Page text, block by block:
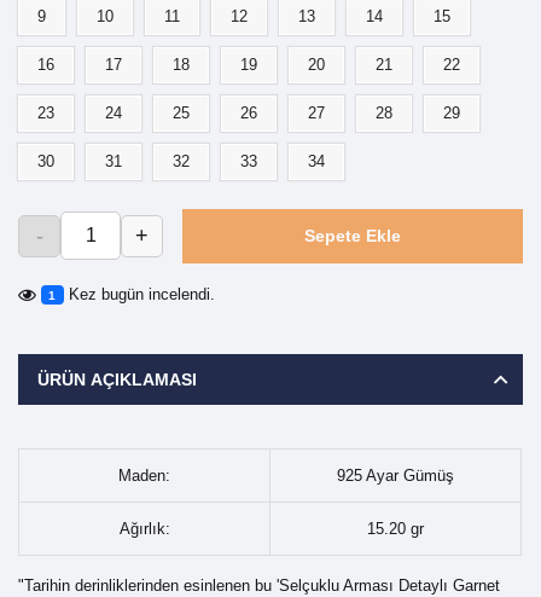
9 10 11 12 13 14 15
16 17 18 19 20 21 22
23 24 25 26 27 28 29
30 31 32 33 34
- + Sepete Ekle
1 Kez bugün incelendi.
ÜRÜN AÇIKLAMASI
Maden: 925 Ayar Gümüş
Ağırlık: 15.20 gr
"Tarihin derinliklerinden esinlenen bu 'Selçuklu Arması Detaylı Garnet